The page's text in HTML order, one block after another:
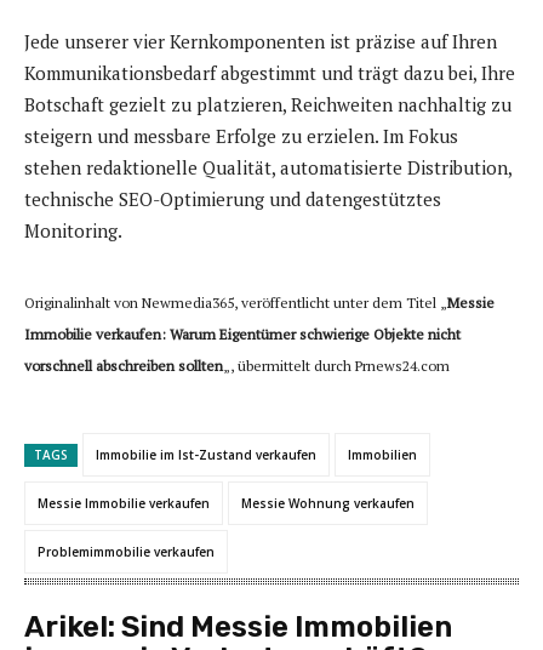
Jede unserer vier Kernkomponenten ist präzise auf Ihren
Kommunikationsbedarf abgestimmt und trägt dazu bei, Ihre
Botschaft gezielt zu platzieren, Reichweiten nachhaltig zu
steigern und messbare Erfolge zu erzielen. Im Fokus
stehen redaktionelle Qualität, automatisierte Distribution,
technische SEO-Optimierung und datengestütztes
Monitoring.
Originalinhalt von Newmedia365, veröffentlicht unter dem Titel „ Messie
Immobilie verkaufen: Warum Eigentümer schwierige Objekte nicht
vorschnell abschreiben sollten „, übermittelt durch Prnews24.com
TAGS Immobilie im Ist-Zustand verkaufen Immobilien
Messie Immobilie verkaufen Messie Wohnung verkaufen
Problemimmobilie verkaufen
Arikel: Sind Messie Immobilien